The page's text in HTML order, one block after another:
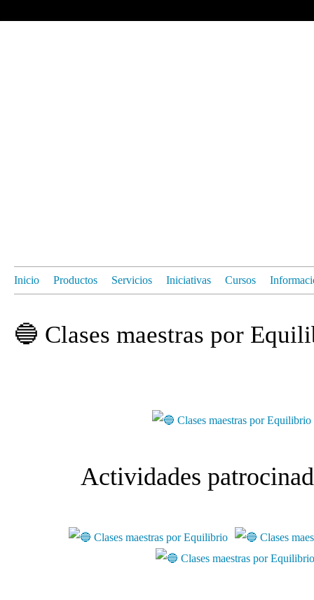
Inicio Productos Servicios Iniciativas Cursos
🔵 Clases maestras por
Actividades